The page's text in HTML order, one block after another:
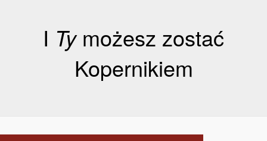
I Tymożesz zostać
Kopernikiem